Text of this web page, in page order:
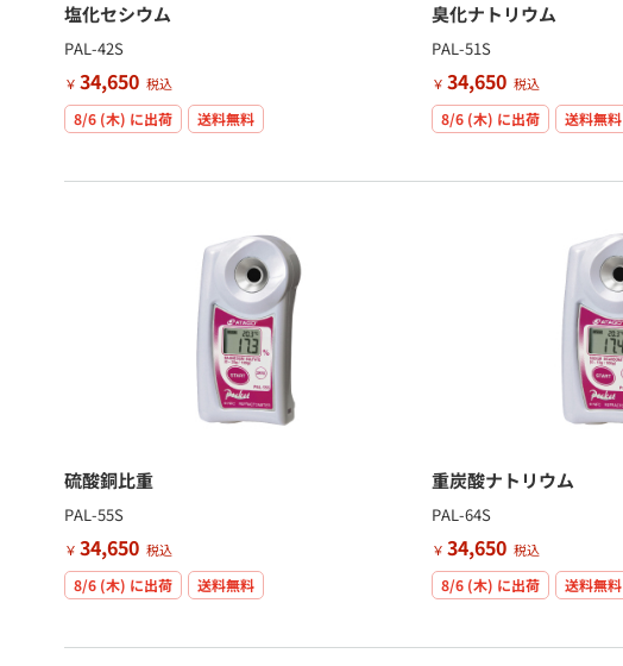
塩化セシウム
PAL-42S
￥ 34,650 税込
8/6 (木) に出荷 送料無料
臭化ナトリウム
PAL-51S
￥ 34,650 税込
8/6 (木) に出荷 送料無料
硫酸銅比重
PAL-55S
￥ 34,650 税込
8/6 (木) に出荷 送料無料
重炭酸ナトリウム
PAL-64S
￥ 34,650 税込
8/6 (木) に出荷 送料無料